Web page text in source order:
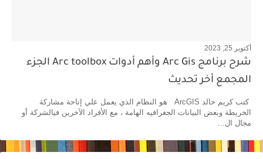
أكتوبر 25, 2023
شرح برنامج Arc Gis وأهم أدوات Arc toolbox الجزء
المجمع أخر تحديث
كتب كريم خالد ArcGIS هو النظام الذي يعمل علي إتاحة مشاركة
الخريطة وبعض البيانات الجغرافيه الهامة ، مع الأفراد الآخرين فيالشركة أو
مجال ال...